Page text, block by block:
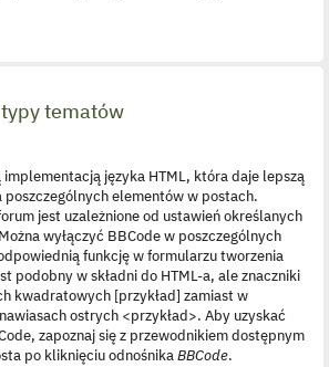
tematów
języka HTML, która daje lepszą
elementów w postach.
jest uzależnione od ustawień określanych
wyłączyć BBCode w poszczególnych
funkcję w formularzu tworzenia
podobny w składni do HTML-a, ale znaczniki
kwadratowych [przykład] zamiast w
ostrych <przykład>. Aby uzyskać
zapoznaj się z przewodnikiem dostępnym
po kliknięciu odnośnikaBBCode.